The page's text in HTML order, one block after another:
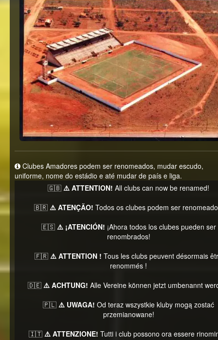
Clubes Amadores podem ser renomeados, mudar escudo,
uniforme, nome do estádio e até mudar de país e liga.
🇬🇧 ⚠️ ATTENTION! All clubs can now be renamed!
🇧🇷 ⚠️ ATENÇÃO! Todos os clubes podem ser
🇪🇸 ⚠️ ¡ATENCIÓN! ¡Ahora todos los clubes pueden ser
renombrados!
🇫🇷 ⚠️ ATTENTION ! Tous les clubs peuvent désormais
renommés !
🇩🇪 ⚠️ ACHTUNG! Alle Vereine können jetzt umbenannt
🇵🇱 ⚠️ UWAGA! Od teraz wszystkie kluby mogą zostać
przemianowane!
🇮🇹 ⚠️ ATTENZIONE! Tutti i club possono ora essere